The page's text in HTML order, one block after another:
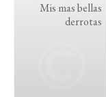
Mis mas bellas
derrotas